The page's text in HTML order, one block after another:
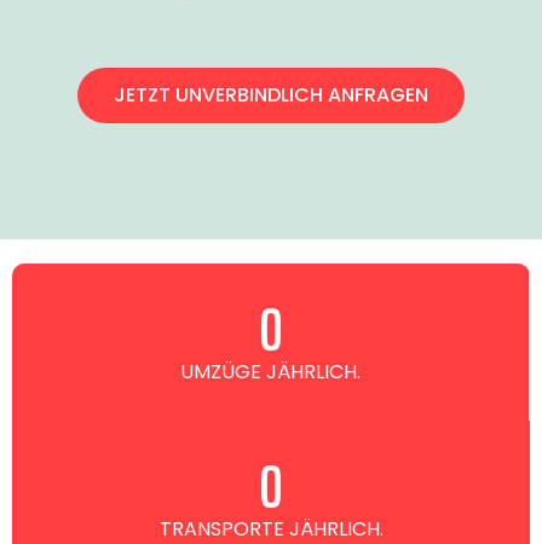
JETZT UNVERBINDLICH ANFRAGEN
UMZÜGE JÄHRLICH.
0
TRANSPORTE JÄHRLICH.
0